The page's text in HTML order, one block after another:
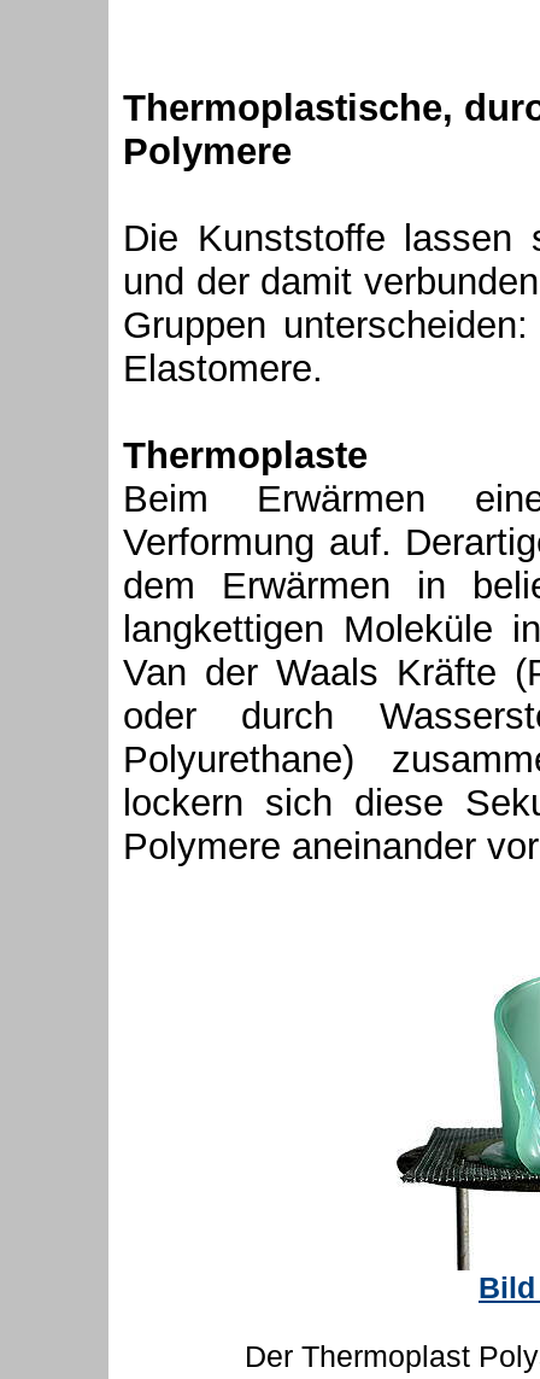
Thermoplastische,
Polymere
Die Kunststoffe lassen
und der damit
Gruppen
Elastomere.
Thermoplaste
Beim Erwärmen
Verformung auf.
dem Erwärmen in
langkettigen Moleküle
Van der Waals Kräfte
oder durch
Polyurethane)
lockern sich diese
Polymere aneinander
Der Thermoplast